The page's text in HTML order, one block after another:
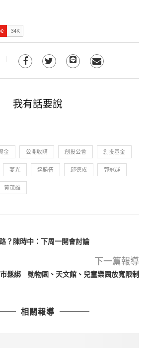
我有話要說
金 公開收購 創投公會 創投基金
菱光 達勝伍 邱德成 郭冠群
黃茂雄
？陳時中：下周一開會討論
下一篇報導
鬆綁 動物園、天文館、兒童樂園放寬限制
相關報導